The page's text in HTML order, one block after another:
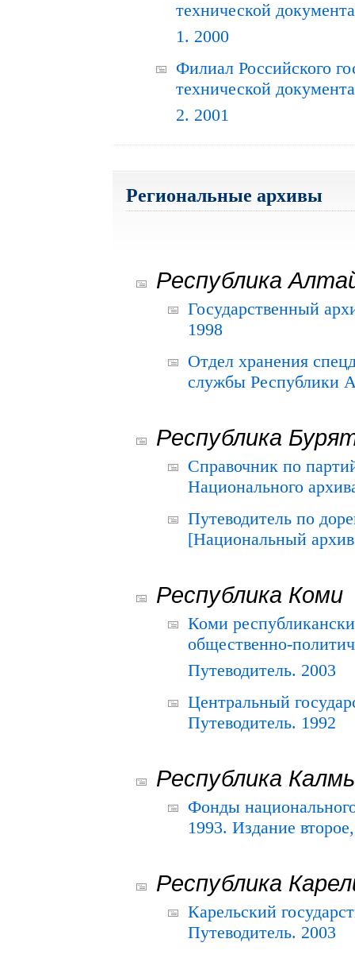
технической
1. 2000
Филиал Российского
технической
2. 2001
Региональные архивы
Республика
Государственный
1998
Отдел хранения
службы Республики
Республика
Справочник по
Национального
Путеводитель по
[Национальный
Республика Коми
Коми
общественно-
Путеводитель. 2003
Центральный
Путеводитель. 1992
Республика
Фонды
1993. Издание
Республика
Карельский
Путеводитель. 2003